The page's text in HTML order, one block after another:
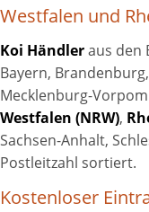
Westfalen und
Koi Händleraus den
Bayern,
Mecklenburg-
Westfalen (NRW),
Sachsen-Anhalt,
Postleitzahl sortiert.
Kostenloser